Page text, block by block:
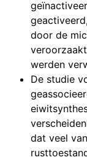
door de
werden
De studie
dat veel